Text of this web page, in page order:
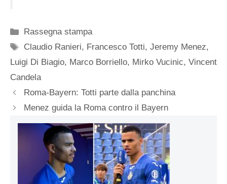
Categorie
Rassegna stampa
Tag
Claudio Ranieri, Francesco Totti,Jeremy Menez,
Luigi Di Biagio, Marco Borriello, Mirko Vucinic, Vincent
Candela
Roma-Bayern: Totti parte dalla panchina
Menez guida la Roma contro il Bayern